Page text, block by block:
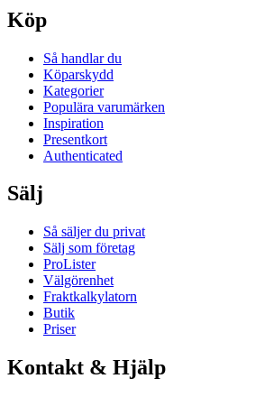
Köp
Så handlar du
Köparskydd
Kategorier
Populära varumärken
Inspiration
Presentkort
Authenticated
Sälj
Så säljer du privat
Sälj som företag
ProLister
Välgörenhet
Fraktkalkylatorn
Butik
Priser
Kontakt & Hjälp